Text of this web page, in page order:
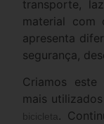
transporte,
material com
apresenta
segurança,
Criamos
mais
bicicleta .